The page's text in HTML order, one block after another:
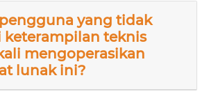
yang tidak
teknis
mengoperasikan
lunak ini?